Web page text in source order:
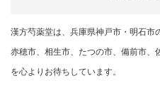
漢方芍薬堂は、兵庫県神戸市・明石市
赤穂市、相生市、たつの市、備前市、
を心よりお待ちしています。